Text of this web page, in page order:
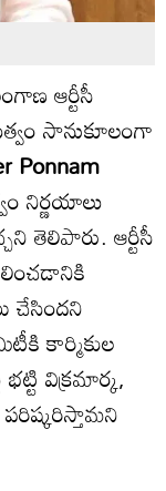
ఆర్టీసీ
సానుకూలంగా
Ponnam
నిర్ణయాలు
తెలిపారు. ఆర్టీసీ
చేసిందని
కార్మికుల
విక్రమార్క,